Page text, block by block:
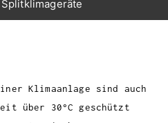
Klimaanlage sind auch
über 30°C geschützt